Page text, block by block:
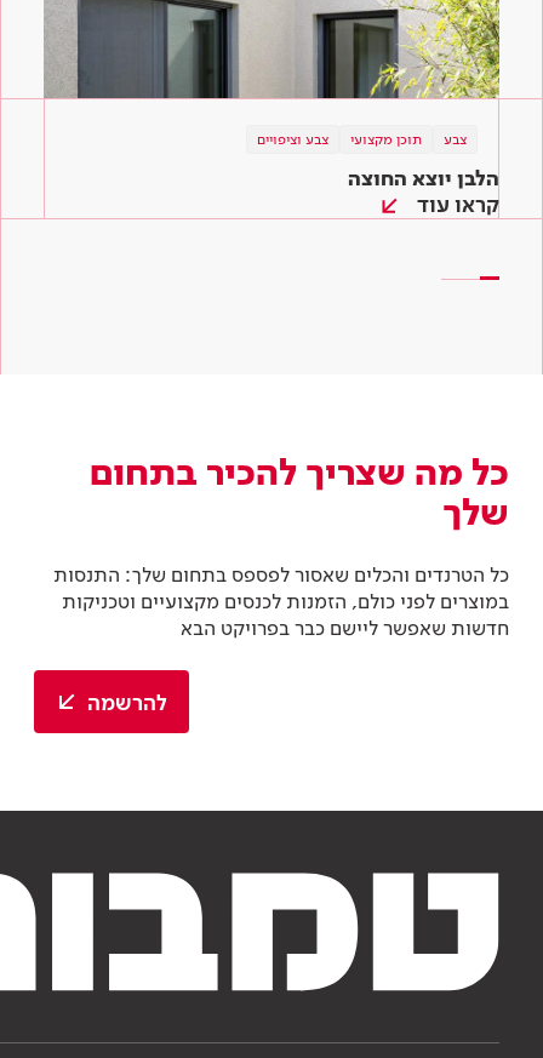
צבע תוכן מקצועי צבע וציפויים
הלבן יוצא החוצה
קראו עוד
צבע צבע וציפויים
הכי חשוב לגוון! מניפת הצבעים לשירותכם
קראו עוד
טיפים והשראה צבע וציפויים
שלבים
כל מה שצריך להכיר בתחום
שלך
כל הטרנדים והכלים שאסור לפספס בתחום שלך: התנסות
במוצרים לפני כולם, הזמנות לכנסים מקצועיים וטכניקות
חדשות שאפשר ליישם כבר בפרויקט הבא
להרשמה